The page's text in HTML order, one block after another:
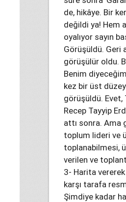
de, hikâye. Bir
değildi ya! Hem
oyalıyor sayın
Görüşüldü. Geri
görüşülür oldu.
Benim
kez bir üst
görüşüldü. Evet,
Recep Tayyip
attı sonra. Ama
toplum lideri ve
toplanabilmesi,
verilen ve
3- Harita
karşı tarafa
Şimdiye kadar